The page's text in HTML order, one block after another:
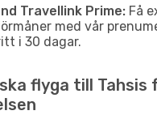
Travellink Prime: Få
med vår
i 30 dagar.
flyga till Tahsis